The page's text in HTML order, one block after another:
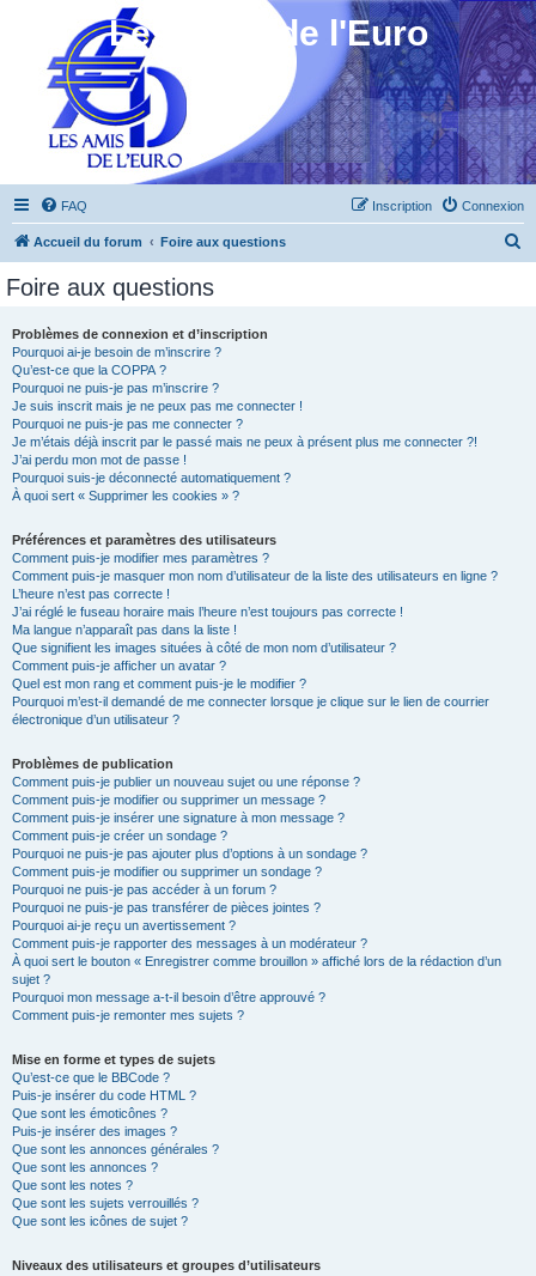
Les Amis de l'Euro
FAQ Connexion
Inscription
Accueil du forum Foire aux questions
Foire aux questions
Problèmes de connexion et d’inscription
Pourquoi ai-je besoin de m’inscrire ?
Qu’est-ce que la COPPA ?
Pourquoi ne puis-je pas m’inscrire ?
Je suis inscrit mais je ne peux pas me connecter !
Pourquoi ne puis-je pas me connecter ?
Je m’étais déjà inscrit par le passé mais ne peux à présent plus me connecter ?!
J’ai perdu mon mot de passe !
Pourquoi suis-je déconnecté automatiquement ?
À quoi sert « Supprimer les cookies » ?
Préférences et paramètres des utilisateurs
Comment puis-je modifier mes paramètres ?
Comment puis-je masquer mon nom d’utilisateur de la liste des utilisateurs en ligne ?
L’heure n’est pas correcte !
J’ai réglé le fuseau horaire mais l’heure n’est toujours pas correcte !
Ma langue n’apparaît pas dans la liste !
Que signifient les images situées à côté de mon nom d’utilisateur ?
Comment puis-je afficher un avatar ?
Quel est mon rang et comment puis-je le modifier ?
Pourquoi m’est-il demandé de me connecter lorsque je clique sur le lien de courrier
électronique d’un utilisateur ?
Problèmes de publication
Comment puis-je publier un nouveau sujet ou une réponse ?
Comment puis-je modifier ou supprimer un message ?
Comment puis-je insérer une signature à mon message ?
Comment puis-je créer un sondage ?
Pourquoi ne puis-je pas ajouter plus d’options à un sondage ?
Comment puis-je modifier ou supprimer un sondage ?
Pourquoi ne puis-je pas accéder à un forum ?
Pourquoi ne puis-je pas transférer de pièces jointes ?
Pourquoi ai-je reçu un avertissement ?
Comment puis-je rapporter des messages à un modérateur ?
À quoi sert le bouton « Enregistrer comme brouillon » affiché lors de la rédaction d’un
sujet ?
Pourquoi mon message a-t-il besoin d’être approuvé ?
Comment puis-je remonter mes sujets ?
Mise en forme et types de sujets
Qu’est-ce que le BBCode ?
Puis-je insérer du code HTML ?
Que sont les émoticônes ?
Puis-je insérer des images ?
Que sont les annonces générales ?
Que sont les annonces ?
Que sont les notes ?
Que sont les sujets verrouillés ?
Que sont les icônes de sujet ?
Niveaux des utilisateurs et groupes d’utilisateurs